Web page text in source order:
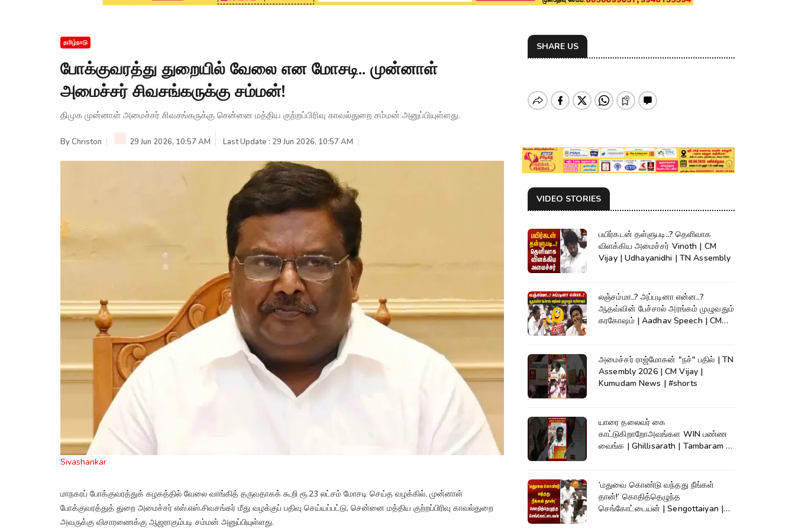
தமிழ்நாடு
போக்குவரத்து துறையில் வேலை என மோசடி.. முன்னாள்
அமைச்சர் சிவசங்கருக்கு சம்மன்!
திமுக முன்னாள் அமைச்சர் சிவசங்கருக்கு சென்னை மத்திய குற்றப்பிரிவு காவல்துறை சம்மன் அனுப்பியுள்ளது.
ByChriston 29 Jun 2026, 10:57 AM Last Update : 29 Jun 2026, 10:57 AM
Sivashankar
மாநகரப் போக்குவரத்துக் கழகத்தில் வேலை வாங்கித் தருவதாகக் கூறி ரூ.23 லட்சம் மோசடி செய்த வழக்கில், முன்னாள்
போக்குவரத்துத் துறை அமைச்சர் எஸ்.எஸ்.சிவசங்கர் மீது வழக்குப் பதிவு செய்யப்பட்டு, சென்னை மத்திய குற்றப்பிரிவு காவல்துறை
அவருக்கு விசாரணைக்கு ஆஜராகும்படி சம்மன் அனுப்பியுள்ளது.
SHARE US
VIDEO STORIES
பயிர்கடன் தள்ளுபடி..? தெளிவாக
விளக்கிய அமைச்சர் Vinoth | CM
Vijay | Udhayanidhi | TN Assembly
லஞ்சம்மா..? அப்படினா என்ன..?
ஆதவ்வின் பேச்சால் அரங்கம் முழுவதும்
கரகோஷம் | Aadhav Speech | CM
அமைச்சர் ராஜ்மோகன் "நச்" பதில் | TN
Assembly 2026 | CM Vijay |
Kumudam News | #shorts
யாரை தலைவர் கை
காட்டுகிறாறோஅவங்கள WIN பண்ண
வைங்க | Ghillisarath | Tambaram |
‘மதுவை கொண்டு வந்தது நீங்கள்
தான்!’ கொதித்தெழுந்த
செங்கோட்டையன் | Sengottaiyan |